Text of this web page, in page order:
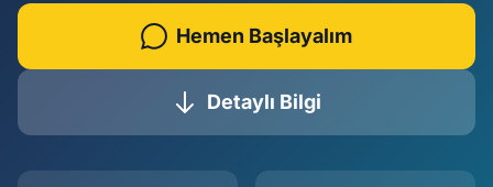
Hemen Başlayalım
Detaylı Bilgi